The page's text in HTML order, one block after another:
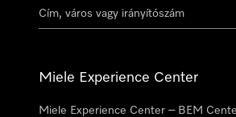
Miele Experience Center
Miele Experience Center – BEM